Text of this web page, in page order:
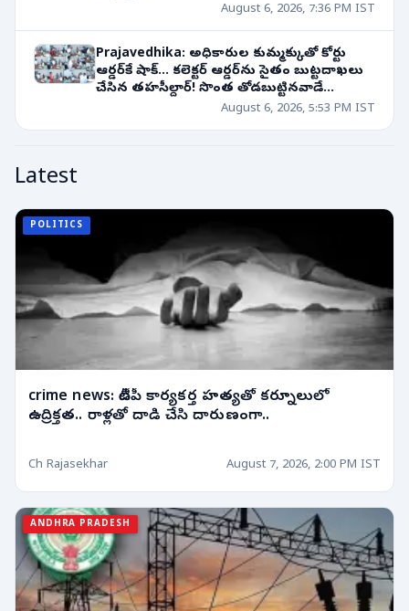
August 6, 2026, 7:36 PM IST
Prajavedhika: అధికారుల కుమ్మక్కుతో కోర్టు
ఆర్డర్‌కే షాక్... కలెక్టర్ ఆర్డర్‌ను సైతం బుట్టదాఖలు
చేసిన తహసీల్దార్! సొంత తోడబుట్టినవాడే
August 6, 2026, 5:53 PM IST
Latest
POLITICS
crime news: టీడీపీ కార్యకర్త హత్యతో కర్నూలులో
ఉద్రిక్తత.. రాళ్లతో దాడి చేసి దారుణంగా..
Ch Rajasekhar August 7, 2026, 2:00 PM IST
ANDHRA PRADESH